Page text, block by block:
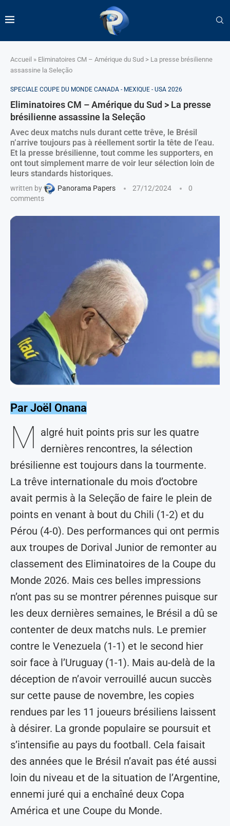
Accueil » Eliminatoires CM – Amérique du Sud > La presse brésilienne
assassine la Seleção
SPECIALE COUPE DU MONDE CANADA - MEXIQUE - USA 2026
Eliminatoires CM – Amérique du Sud > La presse
brésilienne assassine la Seleção
Avec deux matchs nuls durant cette trêve, le Brésil
n’arrive toujours pas à réellement sortir la tête de l’eau.
Et la presse brésilienne, tout comme les supporters, en
ont tout simplement marre de voir leur sélection loin de
leurs standards historiques.
written by Panorama Papers 27/12/2024
0
comments
Par Joël Onana
M algré huit points pris sur les quatre
dernières rencontres, la sélection
brésilienne est toujours dans la tourmente.
La trêve internationale du mois d’octobre
avait permis à la Seleção de faire le plein de
points en venant à bout du Chili (1-2) et du
Pérou (4-0). Des performances qui ont permis
aux troupes de Dorival Junior de remonter au
classement des Eliminatoires de la Coupe du
Monde 2026. Mais ces belles impressions
n’ont pas su se montrer pérennes puisque sur
les deux dernières semaines, le Brésil a dû se
contenter de deux matchs nuls. Le premier
contre le Venezuela (1-1) et le second hier
soir face à l’Uruguay (1-1). Mais au-delà de la
déception de n’avoir verrouillé aucun succès
sur cette pause de novembre, les copies
rendues par les 11 joueurs brésiliens laissent
à désirer. La gronde populaire se poursuit et
s’intensifie au pays du football. Cela faisait
des années que le Brésil n’avait pas été aussi
loin du niveau et de la situation de l’Argentine,
ennemi juré qui a enchaîné deux Copa
América et une Coupe du Monde.